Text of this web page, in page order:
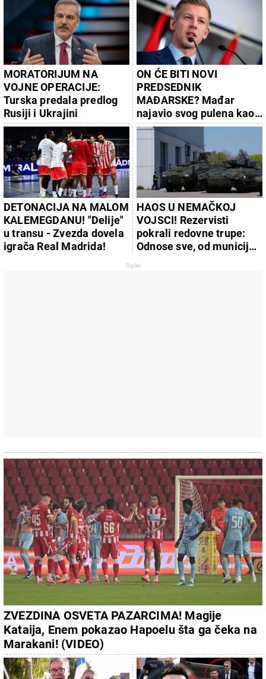
MORATORIJUM NA
VOJNE OPERACIJE:
Turska predala predlog
Rusiji i Ukrajini
ON ĆE BITI NOVI
PREDSEDNIK
MAĐARSKE? Mađar
najavio svog pulena kao
kandidata
DETONACIJA NA MALOM
KALEMEGDANU! "Delije"
u transu - Zvezda dovela
igrača Real Madrida!
HAOS U NEMAČKOJ
VOJSCI! Rezervisti
pokrali redovne trupe:
Odnose sve, od municije
ZVEZDINA OSVETA PAZARCIMA! Magije
Kataija, Enem pokazao Hapoelu šta ga čeka na
Marakani! (VIDEO)